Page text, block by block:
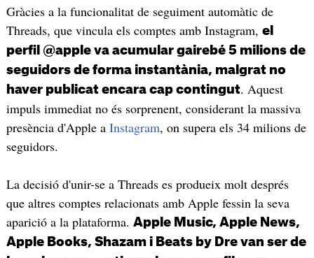
Gràcies a la funcionalitat de seguiment automàtic de
Threads, que vincula els comptes amb Instagram, el
perfil @apple va acumular gairebé 5 milions de
seguidors de forma instantània, malgrat no
haver publicat encara cap contingut. Aquest
impuls immediat no és sorprenent, considerant la massiva
presència d'Apple a Instagram, on supera els 34 milions de
seguidors.
La decisió d'unir-se a Threads es produeix molt després
que altres comptes relacionats amb Apple fessin la seva
aparició a la plataforma. Apple Music, Apple News,
Apple Books, Shazam i Beats by Dre van ser de